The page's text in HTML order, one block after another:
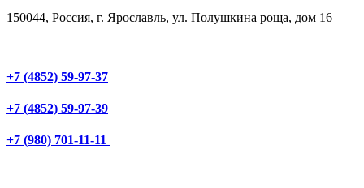
150044, Россия, г. Ярославль, ул. Полушкина роща, дом 16
+7 (4852) 59-97-37
+7 (4852) 59-97-39
+7 (980) 701-11-11